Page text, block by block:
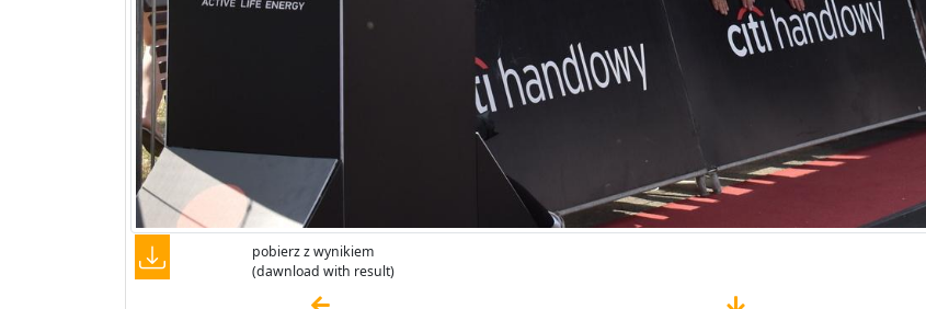
pobierz z wynikiem
(dawnload with result)